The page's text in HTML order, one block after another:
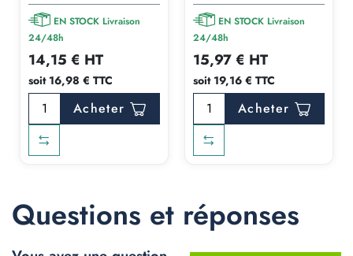
EN STOCK Livraison
24/48h
14,15 € HT
soit 16,98 € TTC
Acheter
EN STOCK Livraison
24/48h
15,97 € HT
soit 19,16 € TTC
Acheter
Questions et réponses